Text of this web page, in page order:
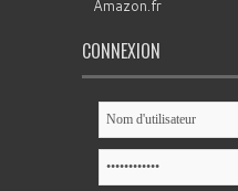
Amazon.fr
CONNEXION